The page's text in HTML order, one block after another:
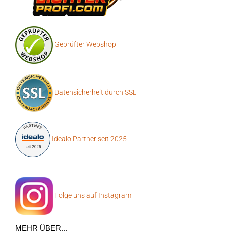
Geprüfter Webshop
Datensicherheit durch SSL
Idealo Partner seit 2025
Folge uns auf Instagram
MEHR ÜBER...